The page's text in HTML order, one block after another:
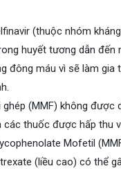
(thuộc nhóm
huyết tương dẫn đến
đông máu vì sẽ làm gia
(MMF) không được
thuốc được hấp thu
Mofetil
(liều cao) có thể